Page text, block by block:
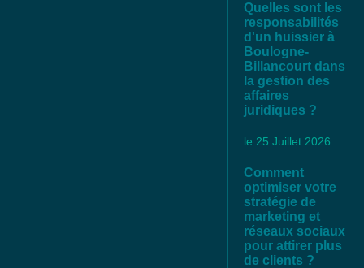
Quelles sont les
responsabilités
d'un huissier à
Boulogne-
Billancourt dans
la gestion des
affaires
juridiques ?
le 25 Juillet 2026
Comment
optimiser votre
stratégie de
marketing et
réseaux sociaux
pour attirer plus
de clients ?